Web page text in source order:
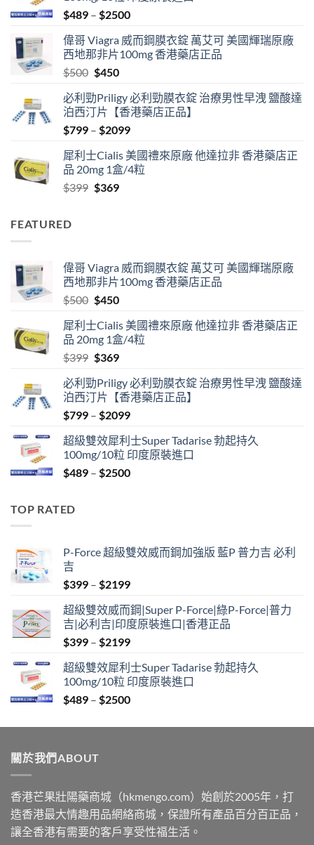
$489 – $2500Price
$489
through
偉哥 Viagra 威而鋼膜衣錠 萬艾可 美國輝瑞原廠
西地那非片100mg 香港藥店正品
$500 Original
was:
$500.
$450Current
is:
$450.
必利勁Priligy 必利勁膜衣錠 治療男性早洩 鹽酸達
泊西汀片【香港藥店正品】
$799 – $2099Price
$799
through
犀利士Cialis 美國禮來原廠 他達拉非 香港藥店正
品 20mg 1盒/4粒
$399 Original
$369Current
FEATURED
偉哥 Viagra 威而鋼膜衣錠 萬艾可 美國輝瑞原廠
西地那非片100mg 香港藥店正品
$500 Original
was:
$500.
$450Current
is:
$450.
犀利士Cialis 美國禮來原廠 他達拉非 香港藥店正
品 20mg 1盒/4粒
$399 Original
was:
$399.
$369Current
is:
$369.
必利勁Priligy 必利勁膜衣錠 治療男性早洩 鹽酸達
泊西汀片【香港藥店正品】
$799 – $2099Price
$799
through
$2099
超級雙效犀利士Super Tadarise 勃起持久
100mg/10粒 印度原裝進口
$489 – $2500Price
TOP RATED
P-Force 超級雙效威而鋼加強版 藍P 普力吉 必利
吉
$399 – $2199Price
$399
through
$2199
超級雙效威而鋼|Super P-Force|綠P-Force|普力
吉|必利吉|印度原裝進口|香港正品
$399 – $2199Price
$399
through
$2199
超級雙效犀利士Super Tadarise 勃起持久
100mg/10粒 印度原裝進口
$489 – $2500Price
$489
關於我們ABOUT
香港芒果壯陽藥商城（hkmengo.com）始創於2005年，打
造香港最大情趣用品網絡商城，保證所有產品百分百正品，
讓全香港有需要的客戶享受性福生活。